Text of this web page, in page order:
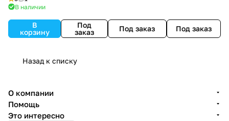
P5В наличии
В
корзину
Под
заказ
Под заказ Под заказ
Назад к списку
О компании
Помощь
Это интересно